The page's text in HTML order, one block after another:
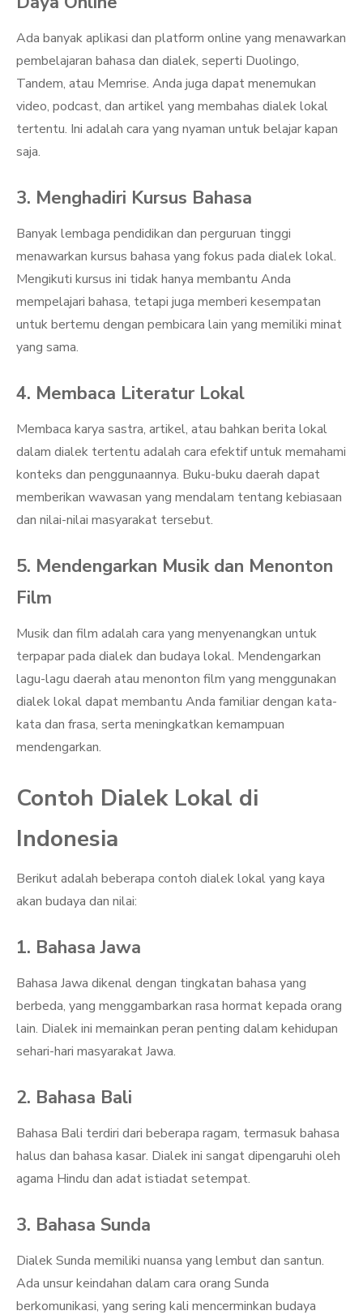
Ada banyak aplikasi dan platform online yang menawarkan
pembelajaran bahasa dan dialek, seperti Duolingo,
Tandem, atau Memrise. Anda juga dapat menemukan
video, podcast, dan artikel yang membahas dialek lokal
tertentu. Ini adalah cara yang nyaman untuk belajar kapan
saja.
3. Menghadiri Kursus Bahasa
Banyak lembaga pendidikan dan perguruan tinggi
menawarkan kursus bahasa yang fokus pada dialek lokal.
Mengikuti kursus ini tidak hanya membantu Anda
mempelajari bahasa, tetapi juga memberi kesempatan
untuk bertemu dengan pembicara lain yang memiliki minat
yang sama.
4. Membaca Literatur Lokal
Membaca karya sastra, artikel, atau bahkan berita lokal
dalam dialek tertentu adalah cara efektif untuk memahami
konteks dan penggunaannya. Buku-buku daerah dapat
memberikan wawasan yang mendalam tentang kebiasaan
dan nilai-nilai masyarakat tersebut.
5. Mendengarkan Musik dan Menonton
Film
Musik dan film adalah cara yang menyenangkan untuk
terpapar pada dialek dan budaya lokal. Mendengarkan
lagu-lagu daerah atau menonton film yang menggunakan
dialek lokal dapat membantu Anda familiar dengan kata-
kata dan frasa, serta meningkatkan kemampuan
mendengarkan.
Contoh Dialek Lokal di
Indonesia
Berikut adalah beberapa contoh dialek lokal yang kaya
akan budaya dan nilai:
1. Bahasa Jawa
Bahasa Jawa dikenal dengan tingkatan bahasa yang
berbeda, yang menggambarkan rasa hormat kepada orang
lain. Dialek ini memainkan peran penting dalam kehidupan
sehari-hari masyarakat Jawa.
2. Bahasa Bali
Bahasa Bali terdiri dari beberapa ragam, termasuk bahasa
halus dan bahasa kasar. Dialek ini sangat dipengaruhi oleh
agama Hindu dan adat istiadat setempat.
3. Bahasa Sunda
Dialek Sunda memiliki nuansa yang lembut dan santun.
Ada unsur keindahan dalam cara orang Sunda
berkomunikasi, yang sering kali mencerminkan budaya